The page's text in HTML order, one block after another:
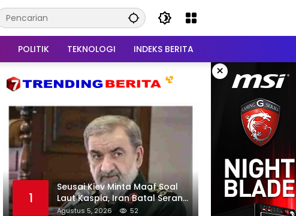
POLITIK TEKNOLOGI INDEKS BERITA
×
1
Seusai Kiev Minta Maaf Soal
Laut Kaspia, Iran Batal Serang
Ukraina
Agustus 5, 2026 52